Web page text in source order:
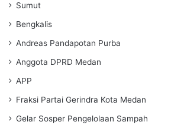
Sumut
Bengkalis
Andreas Pandapotan Purba
Anggota DPRD Medan
APP
Fraksi Partai Gerindra Kota Medan
Gelar Sosper Pengelolaan Sampah